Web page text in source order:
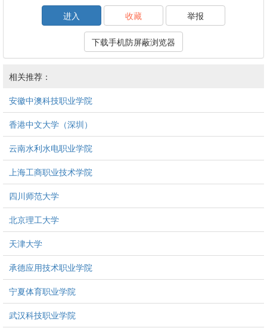
进入
收藏 举报
下载手机防屏蔽浏览器
相关推荐：
安徽中澳科技职业学院
香港中文大学（深圳）
云南水利水电职业学院
上海工商职业技术学院
四川师范大学
北京理工大学
天津大学
承德应用技术职业学院
宁夏体育职业学院
武汉科技职业学院